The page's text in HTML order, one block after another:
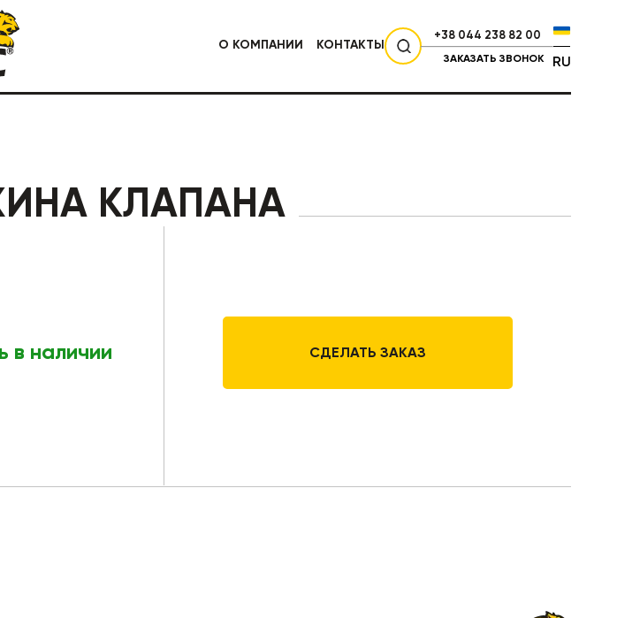
О КОМПАНИИ КОНТАКТЫ
+38 044 238 82 00
ЗАКАЗАТЬ ЗВОНОК RU
КЛАПАНА
в наличии СДЕЛАТЬ ЗАКАЗ